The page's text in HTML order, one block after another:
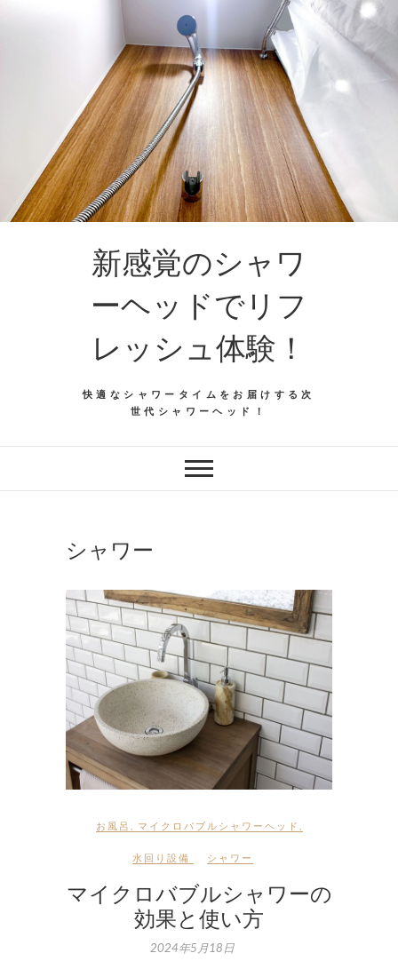
新感覚のシャワ
ーヘッドでリフ
レッシュ体験！
快適なシャワータイムをお届けする次
世代シャワーヘッド！
シャワー
お風呂 マイクロバブルシャワーヘッド
水回り設備 シャワー
マイクロバブルシャワーの
効果と使い方
2024年5月18日